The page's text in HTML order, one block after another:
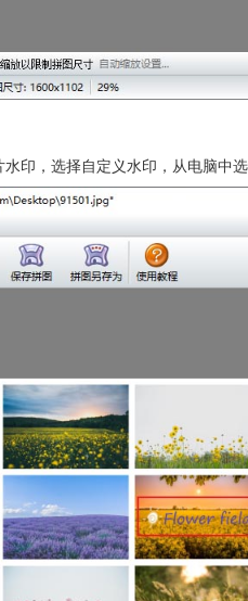
印，选择自定义水印，从电脑中选